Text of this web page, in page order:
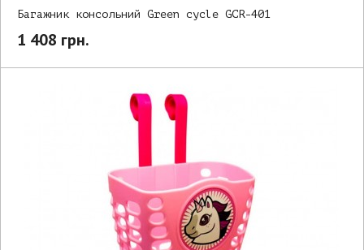
Багажник консольний Green cycle GCR-401
1 408 грн.